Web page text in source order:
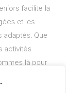
facilite la
et les
Que
activités
là pour
à vos